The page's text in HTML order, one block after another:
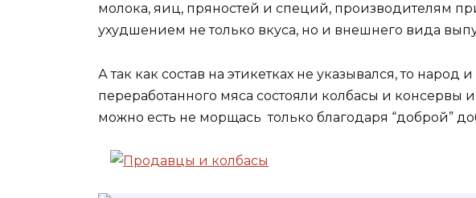
молока, яиц, пряностей и специй, производителям
ухудшением не только вкуса, но и внешнего вида
А так как состав на этикетках не указывался, то народ
переработанного мяса состояли колбасы и консервы
можно есть не морщась только благодаря “доброй”